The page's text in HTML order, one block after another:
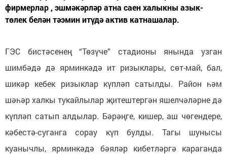
фирмерлар , эшмәкәрләр атна саен халыкны азык-
төлек белән тәэмин итүдә актив катнашалар.
ГЭС бистәсенең “Төзүче” стадионы янында узган
шимбәдә дә ярминкәдә ит ризыклары, сөт-май, бал,
шикәр кебек ризыклар күпләп сатылды. Район һәм
шәһәр халкы тукайлылар җитештергән яшелчәләрне дә
күпләп сатып алдылар. Бәрәңге, кишер, аш чөгендере,
кәбестә-суганга сорау күп булды. Тагы шунысы
куанычлы, ярминкәдә бәяләр кибетләргә караганда